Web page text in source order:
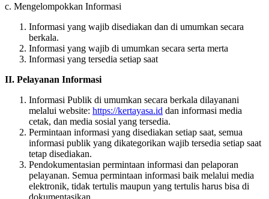
c. Mengelompokkan Informasi
Informasi yang wajib disediakan dan di umumkan secara
berkala.
Informasi yang wajib di umumkan secara serta merta
Informasi yang tersedia setiap saat
II. Pelayanan Informasi
Informasi Publik di umumkan secara berkala dilayanani
melalui website: https://kertayasa.id dan informasi media
cetak, dan media sosial yang tersedia.
Permintaan informasi yang disediakan setiap saat, semua
informasi publik yang dikategorikan wajib tersedia setiap saat
tetap disediakan.
Pendokumentasian permintaan informasi dan pelaporan
pelayanan. Semua permintaan informasi baik melalui media
elektronik, tidak tertulis maupun yang tertulis harus bisa di
dokumentasikan.